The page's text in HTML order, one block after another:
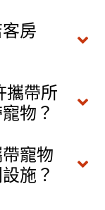
房
攜帶所
物？
寵物
施？